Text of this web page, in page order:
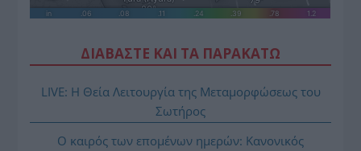
ΔΙΑΒΑΣΤΕ ΚΑΙ ΤΑ ΠΑΡΑΚΑΤΩ
LIVE: Η Θεία Λειτουργία της Μεταμορφώσεως του
Σωτήρος
Ο καιρός των επομένων ημερών: Κανονικός